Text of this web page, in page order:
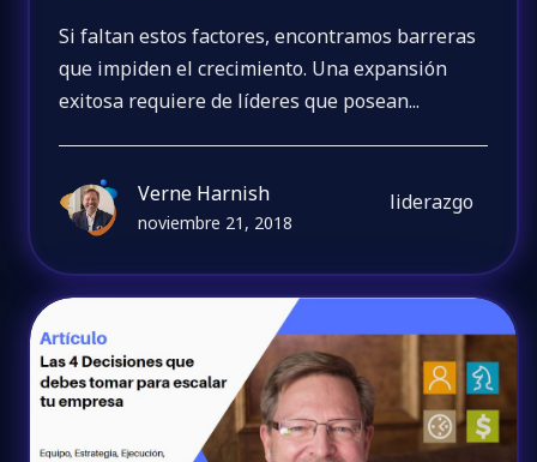
Si faltan estos factores, encontramos barreras
que impiden el crecimiento. Una expansión
exitosa requiere de líderes que posean...
Verne Harnish
noviembre 21, 2018
liderazgo